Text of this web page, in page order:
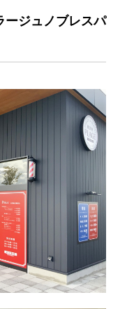
ジュノブレスパ